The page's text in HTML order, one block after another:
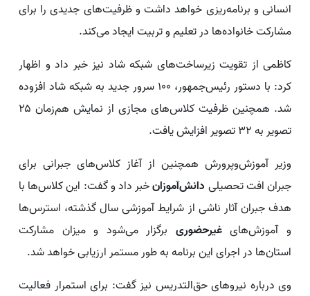
انسانی و برنامه‌ریزی خواهد داشت و ظرفیت‌های جدیدی را برای
مشارکت خانواده‌ها در تعلیم و تربیت ایجاد می‌کند.
کاظمی از تقویت زیرساخت‌های شبکه شاد نیز خبر داد و اظهار
کرد: با دستور رئیس‌جمهور، ۱۰۰ سرور جدید به شبکه شاد افزوده
شد. همچنین ظرفیت کلاس‌های مجازی از نمایش هم‌زمان ۲۵
تصویر به ۳۲ تصویر افزایش یافت.
وزیر آموزش‌وپرورش همچنین از آغاز کلاس‌های جبرانی برای
جبران افت تحصیلی دانش‌آموزانخبر داد و گفت: این کلاس‌ها با
هدف جبران آثار ناشی از شرایط آموزشی سال گذشته، استرس‌ها
و آموزش‌هایغیرحضوری برگزار می‌شود و میزان مشارکت
استان‌ها در اجرای این برنامه به طور مستمر ارزیابی خواهد شد.
وی درباره نیروهای حق‌التدریس نیز گفت: برای استمرار فعالیت